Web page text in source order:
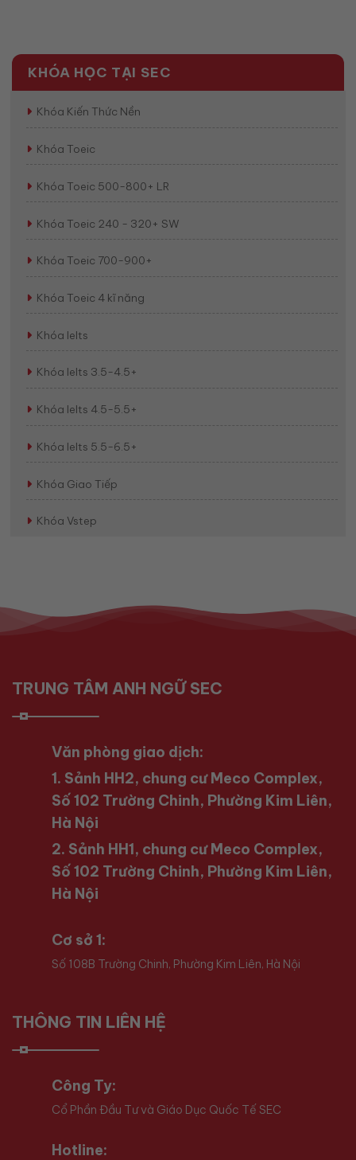
KHÓA HỌC TẠI SEC
Khóa Kiến Thức Nền
Khóa Toeic
Khóa Toeic 500-800+ LR
Khóa Toeic 240 - 320+ SW
Khóa Toeic 700-900+
Khóa Toeic 4 kĩ năng
Khóa Ielts
Khóa Ielts 3.5-4.5+
Khóa Ielts 4.5-5.5+
Khóa Ielts 5.5-6.5+
Khóa Giao Tiếp
Khóa Vstep
TRUNG TÂM ANH NGỮ SEC
Văn phòng giao dịch:
1. Sảnh HH2, chung cư Meco Complex,
Số 102 Trường Chinh, Phường Kim Liên,
Hà Nội
2. Sảnh HH1, chung cư Meco Complex,
Số 102 Trường Chinh, Phường Kim Liên,
Hà Nội
Cơ sở 1:
Số 108B Trường Chinh, Phường Kim Liên, Hà Nội
THÔNG TIN LIÊN HỆ
Công Ty:
Cổ Phần Đầu Tư và Giáo Dục Quốc Tế SEC
Hotline: